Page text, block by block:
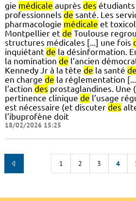
gie médicale auprès des
professionnels de santé. Les
pharmacologie médicale et
Montpellier et de Toulouse
structures médicales [...] une fois
inquiétant de la désinformation.
la nomination de l’ancien
Kennedy Jr à la tête de la santé
en charge de la réglementation
l’action des prostaglandines. Une
pertinence clinique de l’usage
est nécessaire (et discuter des
l’ibuprofène doit
18/02/2026 15:25
1 2 3 4